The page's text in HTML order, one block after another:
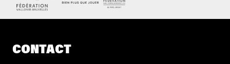
CONTACT